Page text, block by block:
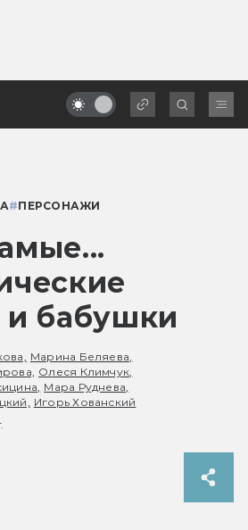
#ПЕРСОНАЖИ
и бабушки
Марина Беляева,
Олеся Климчук,
Мара Руднева,
Игорь Хованский